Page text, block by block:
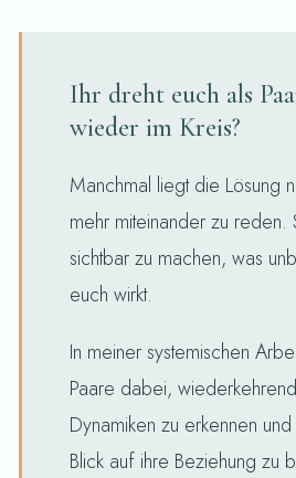
Ihr dreht euch als
wieder im Kreis?
Manchmal liegt die Lösung
mehr miteinander zu reden.
sichtbar zu machen, was
euch wirkt.
In meiner systemischen
Paare dabei,
Dynamiken zu erkennen
Blick auf ihre Beziehung zu